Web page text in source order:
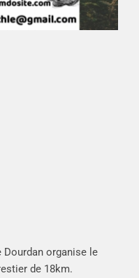
Dourdan organise le
de 18km.